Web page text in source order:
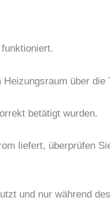
über die
betätigt wurden.
liefert, überprüfen
und nur während